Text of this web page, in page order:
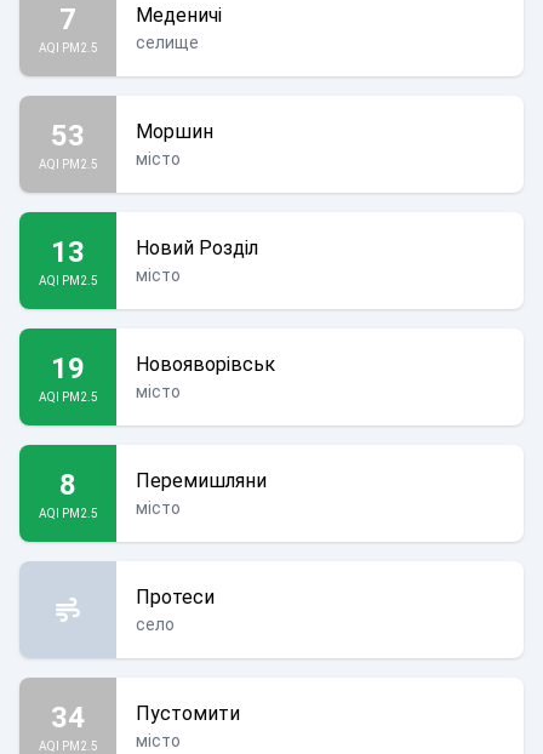
7
AQI PM2.5
Меденичі
селище
53
AQI PM2.5
Моршин
місто
13
AQI PM2.5
Новий Розділ
місто
19
AQI PM2.5
Новояворівськ
місто
8
AQI PM2.5
Перемишляни
місто
Протеси
село
34
AQI PM2.5
Пустомити
місто